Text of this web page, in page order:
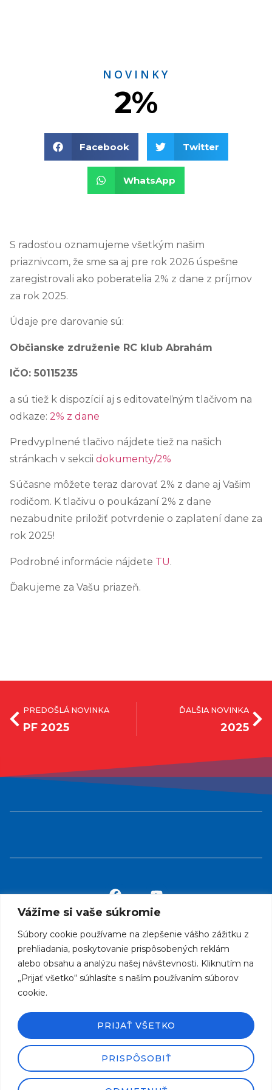
Vážime si vaše súkromie
Súbory cookie používame na zlepšenie vášho zážitku z
prehliadania, poskytovanie prispôsobených reklám
alebo obsahu a analýzu našej návštevnosti. Kliknutím na
„Prijať všetko“ súhlasíte s naším používaním súborov
cookie.
PRISPÔSOBIŤ
PRIJAŤ VŠETKO
NOVINKY
2%
Facebook Twitter
WhatsApp
S radosťou oznamujeme všetkým našim
priaznivcom, že sme sa aj pre rok 2026 úspešne
zaregistrovali ako poberatelia 2% z dane z príjmov
za rok 2025.
Údaje pre darovanie sú:
Občianske združenie RC klub Abrahám
IČO: 50115235
a sú tiež k dispozícií aj s editovateľným tlačivom na
odkaze: 2% z dane
Predvyplnené tlačivo nájdete tiež na našich
stránkach v sekcii dokumenty/2%
Súčasne môžete teraz darovať 2% z dane aj Vašim
rodičom. K tlačivu o poukázaní 2% z dane
nezabudnite priložiť potvrdenie o zaplatení dane za
rok 2025!
Podrobné informácie nájdete TU.
Ďakujeme za Vašu priazeň.
PREDOŠLÁ NOVINKA
PF 2025
ĎALŠIA NOVINKA
2025
info@rcklubabraham.sk
Otváracie hodiny:
Copyright©2024 RC Klub Abrahám